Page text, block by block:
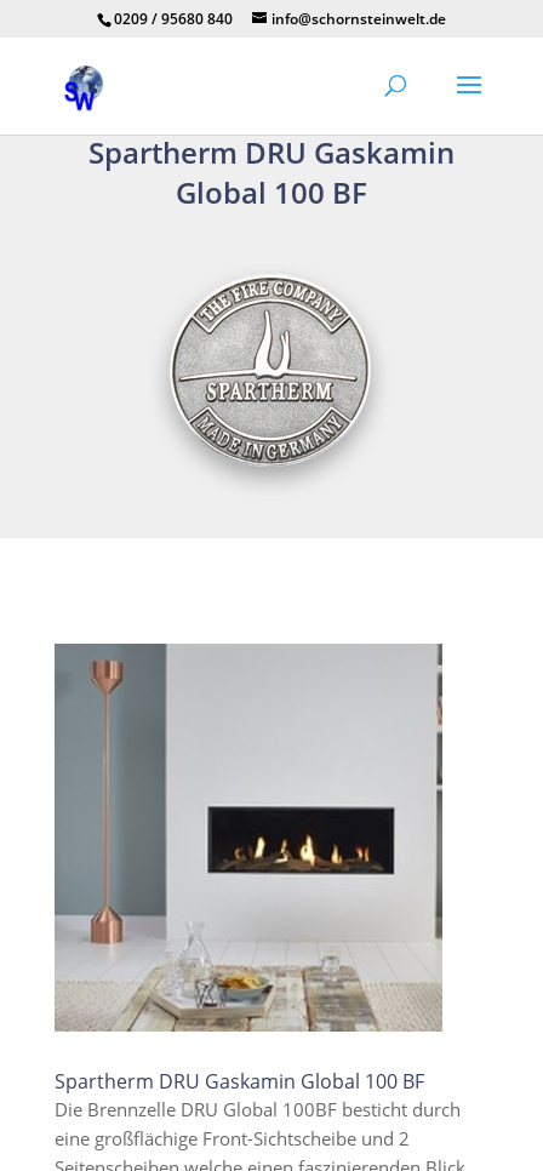
0209 / 95680 840 info@schornsteinwelt.de
Spartherm DRU Gaskamin
Global 100 BF
Spartherm DRU Gaskamin Global 100 BF
Die Brennzelle DRU Global 100BF besticht durch
eine großflächige Front-Sichtscheibe und 2